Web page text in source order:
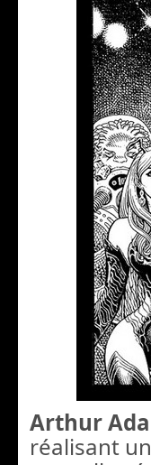
Arthur
réalisant